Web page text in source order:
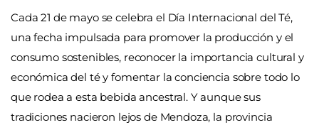
Cada 21 de mayo se celebra el Día Internacional del Té,
una fecha impulsada para promover la producción y el
consumo sostenibles, reconocer la importancia cultural y
económica del té y fomentar la conciencia sobre todo lo
que rodea a esta bebida ancestral. Y aunque sus
tradiciones nacieron lejos de Mendoza, la provincia